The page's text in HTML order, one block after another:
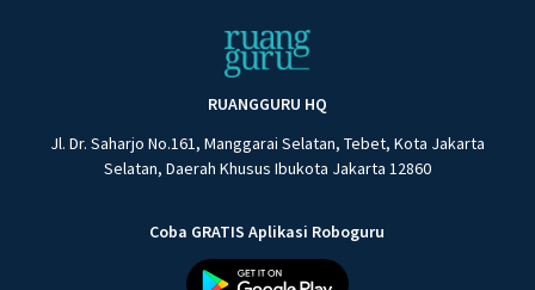
RUANGGURU HQ
Jl. Dr. Saharjo No.161, Manggarai Selatan, Tebet, Kota Jakarta
Selatan, Daerah Khusus Ibukota Jakarta 12860
Coba GRATIS Aplikasi Roboguru